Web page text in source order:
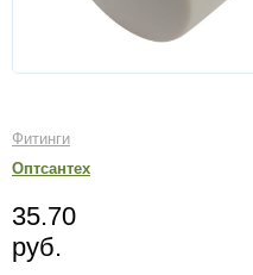
Фитинги
Оптсантех
35.70
руб.